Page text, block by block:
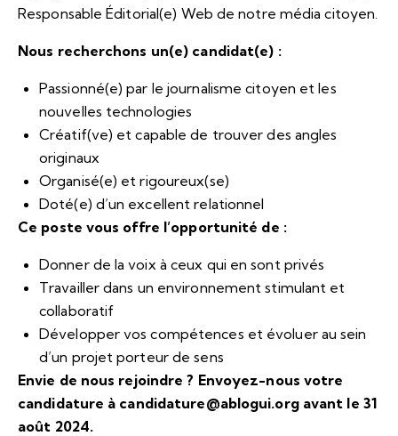
Responsable Éditorial(e) Web de notre média citoyen.
Nous recherchons un(e) candidat(e) :
Passionné(e) par le journalisme citoyen et les
nouvelles technologies
Créatif(ve) et capable de trouver des angles
originaux
Organisé(e) et rigoureux(se)
Doté(e) d’un excellent relationnel
Ce poste vous offre l’opportunité de :
Donner de la voix à ceux qui en sont privés
Travailler dans un environnement stimulant et
collaboratif
Développer vos compétences et évoluer au sein
d’un projet porteur de sens
Envie de nous rejoindre ? Envoyez-nous votre
candidature à candidature@ablogui.org avant le 31
août 2024.